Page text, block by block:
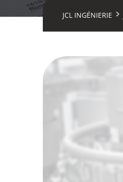
JCL INGÉNIERIE >